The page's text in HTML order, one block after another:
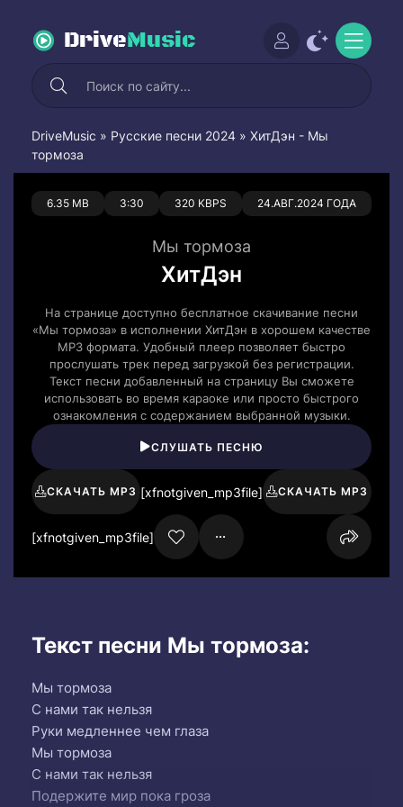
DriveMusic
DriveMusic » Русские песни 2024 » ХитДэн - Мы
тормоза
6.35 MB 3:30 320 KBPS 24.АВГ.2024 ГОДА
0 0
Мы тормоза
ХитДэн
На странице доступно бесплатное скачивание песни
«Мы тормоза» в исполнении ХитДэн в хорошем качестве
MP3 формата. Удобный плеер позволяет быстро
прослушать трек перед загрузкой без регистрации.
Текст песни добавленный на страницу Вы сможете
использовать во время караоке или просто быстрого
ознакомления с содержанием выбранной музыки.
СЛУШАТЬ ПЕСНЮ
СКАЧАТЬ MP3 [xfnotgiven_mp3file] СКАЧАТЬ MP3
[xfnotgiven_mp3file]
Текст песни Мы тормоза:
Мы тормоза
С нами так нельзя
Руки медленнее чем глаза
Мы тормоза
С нами так нельзя
Подержите мир пока гроза